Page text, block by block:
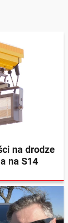
na drodze
na S14